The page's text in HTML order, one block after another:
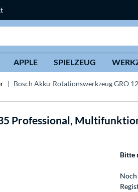
APPLE SPIELZEUG
Bosch Akku-Rotationswerkzeug GRO
Professional,
Bitte